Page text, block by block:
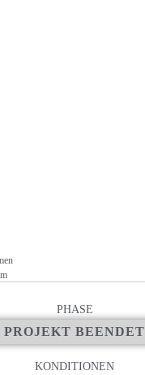
PHASE
PROJEKT BEENDET
KONDITIONEN